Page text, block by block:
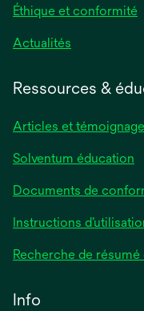
Éthique et conformité
Actualités
Ressources &
Articles et
Solventum éducation
Documents de
Instructions
Recherche de
Info